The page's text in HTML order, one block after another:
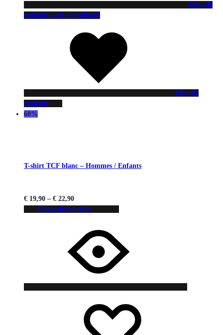
Liste de
souhaits Liste de souhaits
Liste de
souhaits
60%
T-shirt TCF blanc – Hommes / Enfants
€ 19,90 – € 22,90
Choix des options